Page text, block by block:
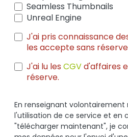
Seamless Thumbnails
Unreal Engine
J'ai pris connaissance
les accepte sans
J'ai lu les CGVd'affaires
réserve.
En renseignant volontairement
l'utilisation de ce service et en
"télécharger maintenant", je